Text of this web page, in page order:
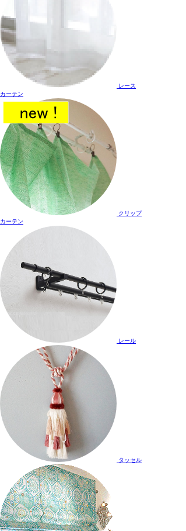
レース
カーテン
クリップ
カーテン
レール
タッセル